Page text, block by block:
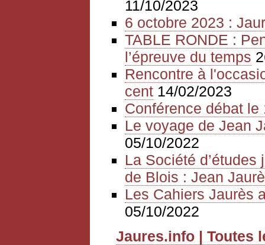
11/10/2023
6 octobre 2023 :
TABLE RONDE :
l’épreuve du temps
Rencontre à
cent 14/02/2023
Conférence débat
Le voyage de Jean
05/10/2022
La Société
de Blois : Jean
Les Cahiers Jaurès
05/10/2022
Jaures.info | Toutes